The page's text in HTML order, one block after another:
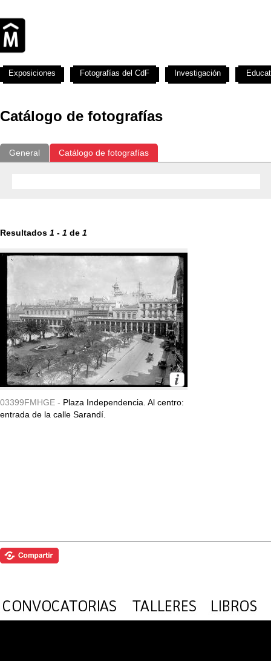
Catálogo de fotografías
General Catálogo de fotografías
Resultados 1 - 1 de 1
03399FMHGE - Plaza Independencia. Al centro:
entrada de la calle Sarandí.
Exposiciones Fotografías del CdF Investigación